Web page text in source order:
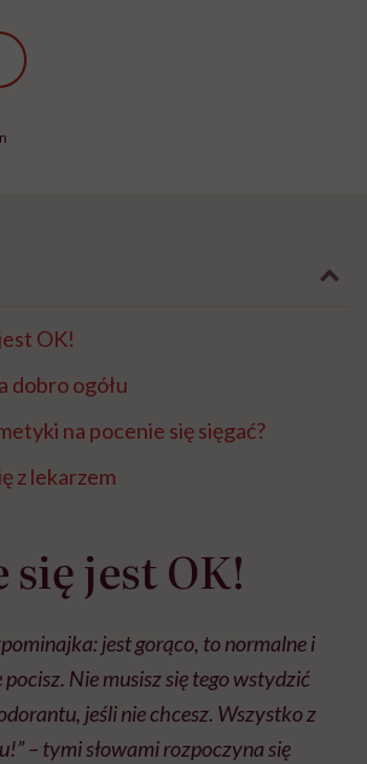
OK!
dobro ogółu
na pocenie się sięgać?
z lekarzem
się jest OK!
jest gorąco, to normalne i
pocisz. Nie musisz się tego wstydzić
jeśli nie chcesz. Wszystko z
– tymi słowami rozpoczyna się